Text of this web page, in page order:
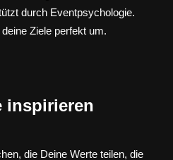
durch Eventpsychologie.
Ziele perfekt um.
inspirieren
die Deine Werte teilen, die